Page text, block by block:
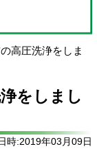
高圧洗浄をしま
をしまし
時:2019年03月09日